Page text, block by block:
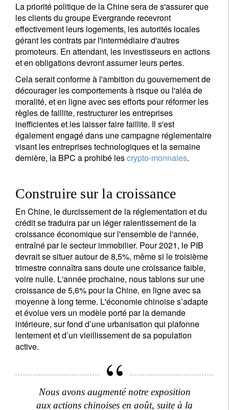
La priorité politique de la Chine sera de s'assurer que
les clients du groupe Evergrande recevront
effectivement leurs logements, les autorités locales
gérant les contrats par l'intermédiaire d'autres
promoteurs. En attendant, les investisseurs en actions
et en obligations devront assumer leurs pertes.
Cela serait conforme à l'ambition du gouvernement de
décourager les comportements à risque ou l'aléa de
moralité, et en ligne avec ses efforts pour réformer les
règles de faillite, restructurer les entreprises
inefficientes et les laisser faire faillite. Il s'est
également engagé dans une campagne réglementaire
visant les entreprises technologiques et la semaine
dernière, la BPC a prohibé lescrypto-monnaies.
Construire sur la croissance
En Chine, le durcissement de la réglementation et du
crédit se traduira par un léger ralentissement de la
croissance économique sur l'ensemble de l'année,
entraîné par le secteur immobilier. Pour 2021, le PIB
devrait se situer autour de 8,5%, même si le troisième
trimestre connaîtra sans doute une croissance faible,
voire nulle. L'année prochaine, nous tablons sur une
croissance de 5,6% pour la Chine, en ligne avec sa
moyenne à long terme. L'économie chinoise s’adapte
et évolue vers un modèle porté par la demande
intérieure, sur fond d’une urbanisation qui plafonne
lentement et d’un vieillissement de sa population
active.
Nous avons augmenté notre exposition
aux actions chinoises en août, suite à la